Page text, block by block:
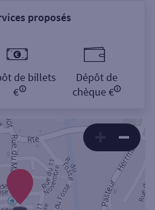
proposés
de billets
€
Dépôt de
chèque €